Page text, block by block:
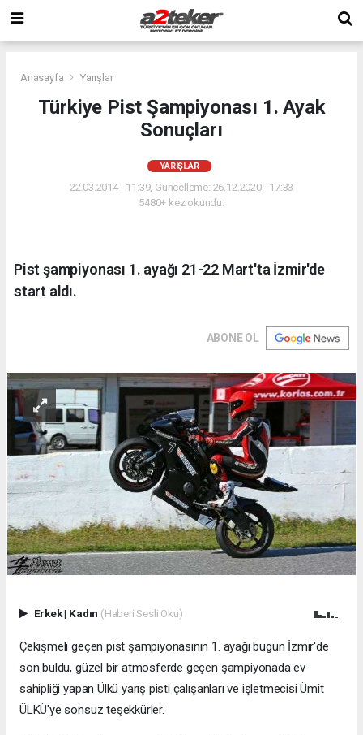
Anasayfa Yarışlar
Türkiye Pist Şampiyonası 1. Ayak
Sonuçları
YARIŞLAR
22.03.2014 - 11:39, Güncelleme: 26.12.2020 - 17:33
5480+ kez okundu.
Pist şampiyonası 1. ayağı 21-22 Mart'ta İzmir'de
start aldı.
ABONE OL
Erkek| Kadın (Haberi Sesli Oku)
Çekişmeli geçen pist şampiyonasının 1. ayağı bugün İzmir'de
son buldu, güzel bir atmosferde geçen şampiyonada ev
sahipliği yapan Ülkü yarış pisti çalışanları ve işletmecisi Ümit
ÜLKÜ'ye sonsuz teşekkürler.